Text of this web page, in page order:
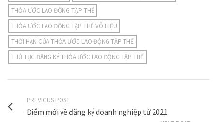
THỎA ƯỚC LAO ĐỘNG TẬP THỂ
THỎA ƯỚC LAO ĐỘNG TẬP THỂ VÔ HIỆU
THỜI HẠN CỦA THỎA ƯỚC LAO ĐỘNG TẬP THỂ
THỦ TỤC ĐĂNG KÝ THỎA ƯỚC LAO ĐỘNG TẬP THỂ
PREVIOUS POST
Điểm mới về đăng ký doanh nghiệp từ 2021